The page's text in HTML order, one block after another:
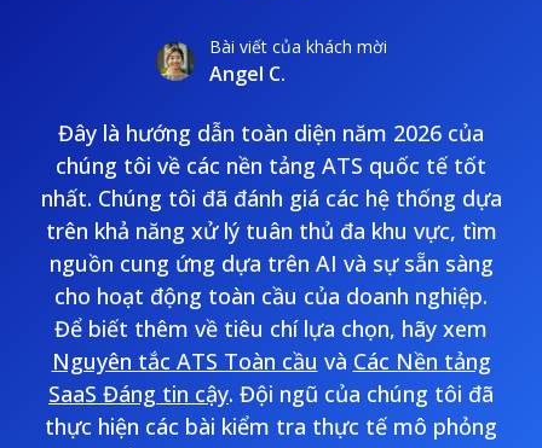
Bài viết của khách mời
Angel C.
Đây là hướng dẫn toàn diện năm 2026 của
chúng tôi về các nền tảng ATS quốc tế tốt
nhất. Chúng tôi đã đánh giá các hệ thống dựa
trên khả năng xử lý tuân thủ đa khu vực, tìm
nguồn cung ứng dựa trên AI và sự sẵn sàng
cho hoạt động toàn cầu của doanh nghiệp.
Để biết thêm về tiêu chí lựa chọn, hãy xem
Nguyên tắc ATS Toàn cầu và Các Nền tảng
SaaS Đáng tin cậy. Đội ngũ của chúng tôi đã
thực hiện các bài kiểm tra thực tế mô phỏng